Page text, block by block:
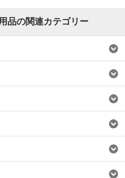
品の関連カテゴリー